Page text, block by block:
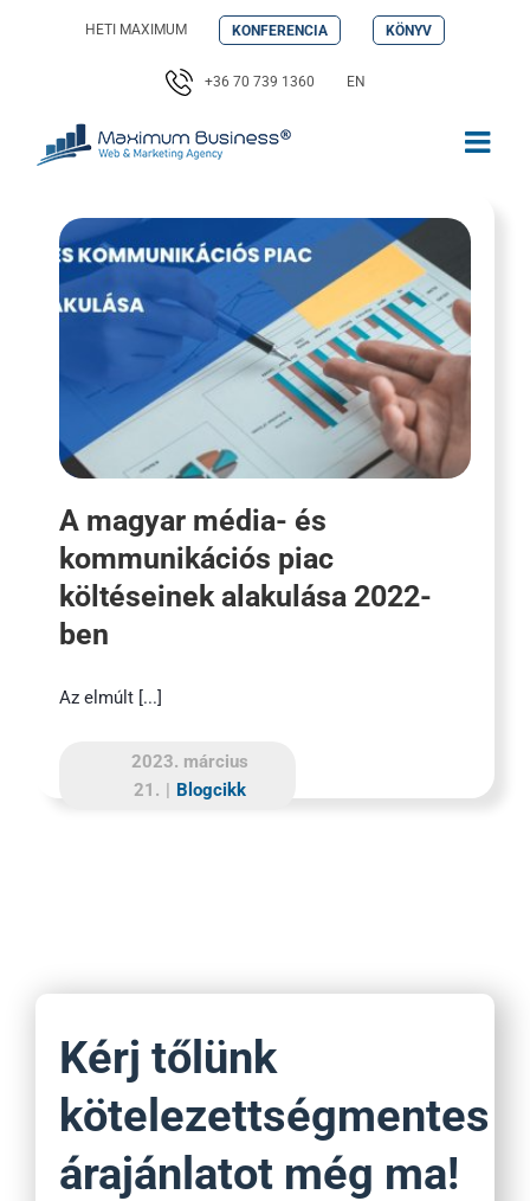
HETI MAXIMUM KONFERENCIA KÖNYV
+36 70 739 1360 EN
A magyar média- és
kommunikációs piac
költéseinek alakulása 2022-
ben
Az elmúlt [...]
2023. március
21. | Blogcikk
Kérj tőlünk
kötelezettségmentes
árajánlatot még ma!